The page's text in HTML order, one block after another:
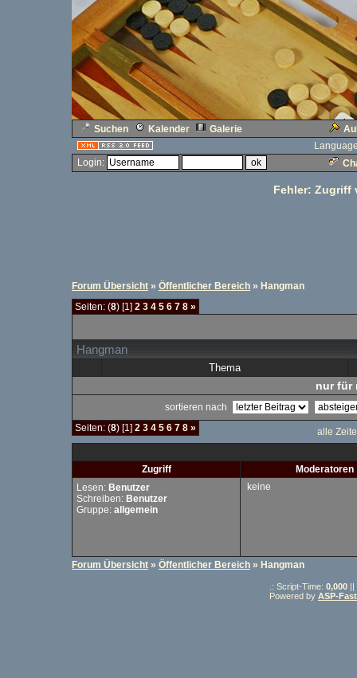
Suchen Kalender Galerie
Login:
Fehler: Zugriff
Forum Übersicht » Öffentlicher Bereich » Hangman
Seiten: (8) [1] 2 3 4 5 6 7 8 »
Hangman
Thema
nur für
sortieren nach
Seiten: (8) [1] 2 3 4 5 6 7 8 » alle
Zugriff
Moderatoren
Lesen: Benutzer
Schreiben: Benutzer
Gruppe: allgemein
keine
Forum Übersicht » Öffentlicher Bereich » Hangman
.: Script-Time: 0,000 ||
Powered by ASP-